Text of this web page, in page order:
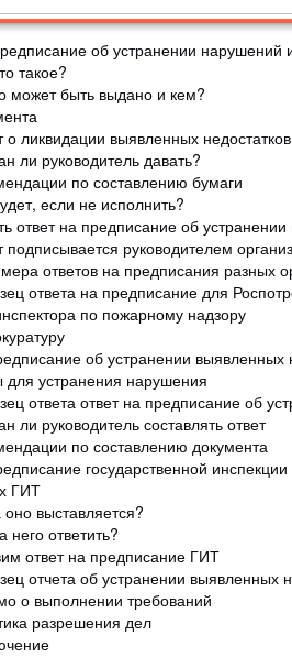
об устранении нарушений
такое?
может быть выдано и кем?
о ликвидации выявленных недостатков
ли руководитель давать?
по составлению бумаги
если не исполнить?
ответ на предписание об
подписывается руководителем
ответов на предписания разных
ответа на предписание для
по пожарному надзору
об устранении
устранения нарушения
ответа ответ на предписание об
ли руководитель составлять ответ
по составлению документа
государственной
ГИТ
оно выставляется?
него ответить?
ответ на предписание ГИТ
отчета об устранении выявленных
о выполнении требований
разрешения дел